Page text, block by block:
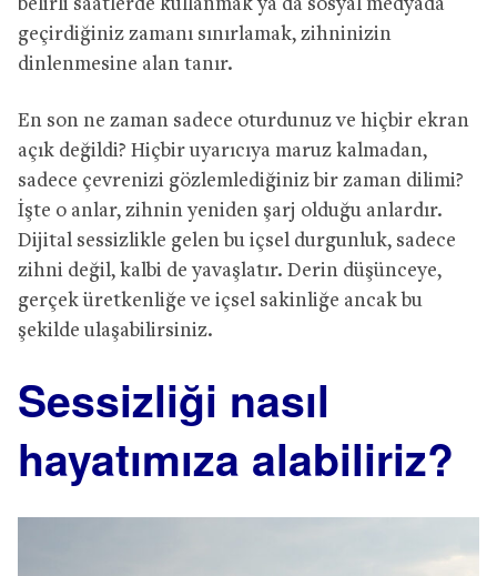
belirli saatlerde kullanmak ya da sosyal medyada
geçirdiğiniz zamanı sınırlamak, zihninizin
dinlenmesine alan tanır.
En son ne zaman sadece oturdunuz ve hiçbir ekran
açık değildi? Hiçbir uyarıcıya maruz kalmadan,
sadece çevrenizi gözlemlediğiniz bir zaman dilimi?
İşte o anlar, zihnin yeniden şarj olduğu anlardır.
Dijital sessizlikle gelen bu içsel durgunluk, sadece
zihni değil, kalbi de yavaşlatır. Derin düşünceye,
gerçek üretkenliğe ve içsel sakinliğe ancak bu
şekilde ulaşabilirsiniz.
Sessizliği nasıl
hayatımıza alabiliriz?